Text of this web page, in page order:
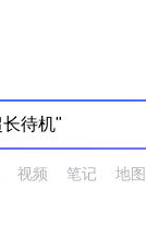
视频 笔记 地图
站点内检索